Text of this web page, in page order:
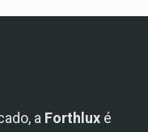
a Forthlux é